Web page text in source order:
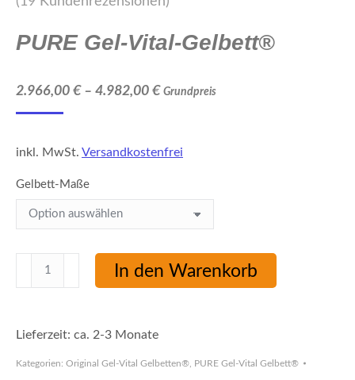
PURE Gel-Vital-Gelbett®
2.966,00 €– 4.982,00 € Grundpreis
5.00
von 5,
auf
Kundenbewertungen
inkl. MwSt. Versandkostenfrei
Gelbett-Maße
PURE
In den Warenkorb
Lieferzeit: ca. 2-3 Monate
Kategorien: Original Gel-Vital Gelbetten® PURE Gel-Vital Gelbett®